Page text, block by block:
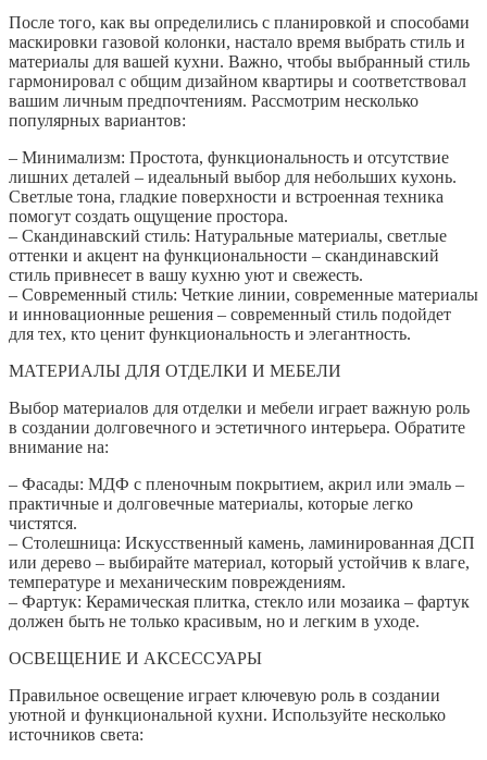
После того, как вы определились с планировкой и способами
маскировки газовой колонки, настало время выбрать стиль и
материалы для вашей кухни. Важно, чтобы выбранный стиль
гармонировал с общим дизайном квартиры и соответствовал
вашим личным предпочтениям. Рассмотрим несколько
популярных вариантов:
– Минимализм: Простота, функциональность и отсутствие
лишних деталей – идеальный выбор для небольших кухонь.
Светлые тона, гладкие поверхности и встроенная техника
помогут создать ощущение простора.
– Скандинавский стиль: Натуральные материалы, светлые
оттенки и акцент на функциональности – скандинавский
стиль привнесет в вашу кухню уют и свежесть.
– Современный стиль: Четкие линии, современные материалы
и инновационные решения – современный стиль подойдет
для тех, кто ценит функциональность и элегантность.
МАТЕРИАЛЫ ДЛЯ ОТДЕЛКИ И МЕБЕЛИ
Выбор материалов для отделки и мебели играет важную роль
в создании долговечного и эстетичного интерьера. Обратите
внимание на:
– Фасады: МДФ с пленочным покрытием, акрил или эмаль –
практичные и долговечные материалы, которые легко
чистятся.
– Столешница: Искусственный камень, ламинированная ДСП
или дерево – выбирайте материал, который устойчив к влаге,
температуре и механическим повреждениям.
– Фартук: Керамическая плитка, стекло или мозаика – фартук
должен быть не только красивым, но и легким в уходе.
ОСВЕЩЕНИЕ И АКСЕССУАРЫ
Правильное освещение играет ключевую роль в создании
уютной и функциональной кухни. Используйте несколько
источников света: